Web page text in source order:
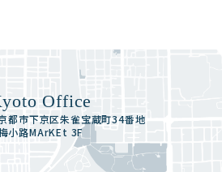
Office
都市下京区朱雀宝蔵町34番地
小路MArKEt 3F